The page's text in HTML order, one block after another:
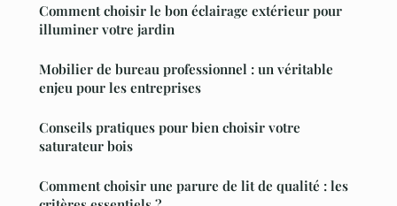
Comment choisir le bon éclairage extérieur pour
illuminer votre jardin
Mobilier de bureau professionnel : un véritable
enjeu pour les entreprises
Conseils pratiques pour bien choisir votre
saturateur bois
Comment choisir une parure de lit de qualité : les